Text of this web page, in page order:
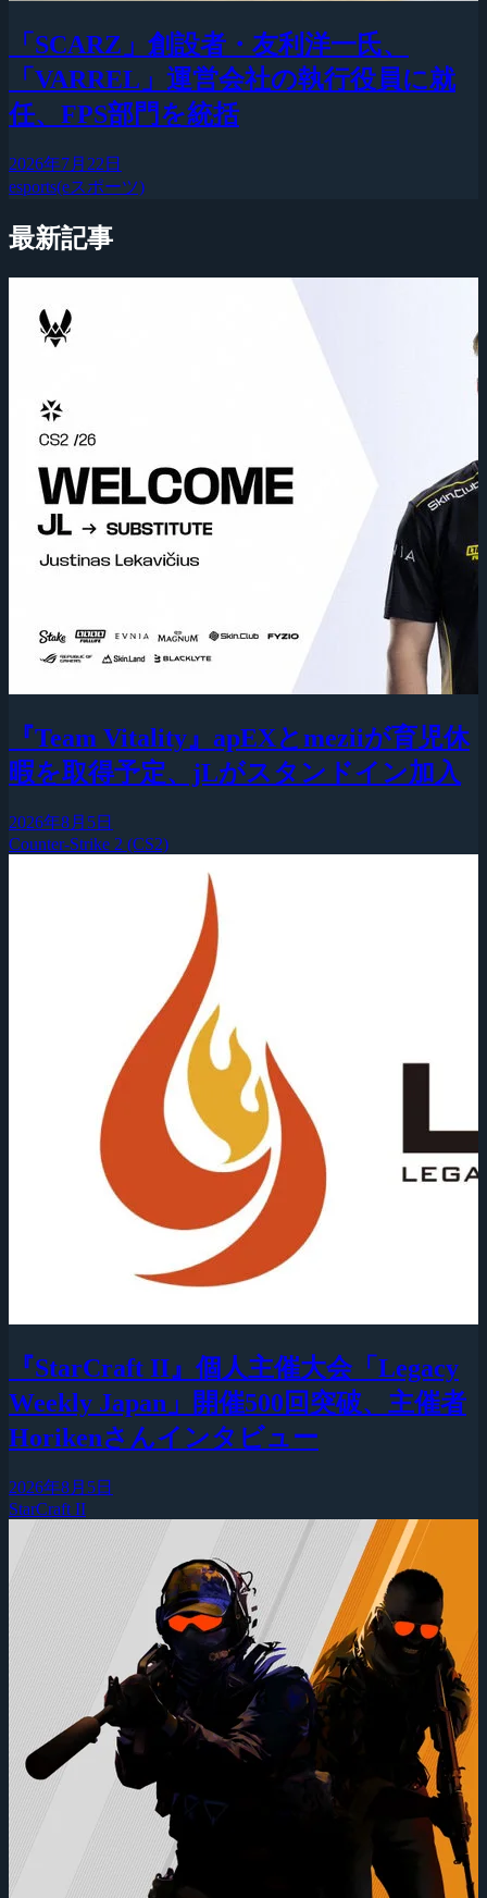
「SCARZ」創設者・友利洋一氏、
「VARREL」運営会社の執行役員に就
任、FPS部門を統括
2026年7月22日
esports(eスポーツ)
最新記事
『Team Vitality』apEXとmeziiが育児休
暇を取得予定、jLがスタンドイン加入
2026年8月5日
Counter-Strike 2 (CS2)
『StarCraft II』個人主催大会「Legacy
Weekly Japan」開催500回突破、主催者
Horikenさんインタビュー
2026年8月5日
StarCraft II